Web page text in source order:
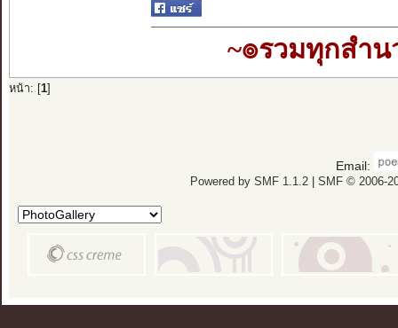
~๏รวมทุกสำ
หน้า: [ 1]
Email:
Powered by SMF 1.1.2| SMF © 2006-